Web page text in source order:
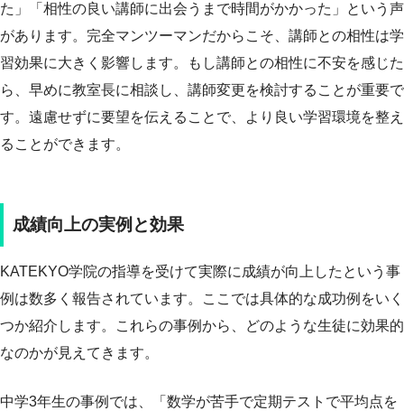
た」「相性の良い講師に出会うまで時間がかかった」という声
があります。完全マンツーマンだからこそ、講師との相性は学
習効果に大きく影響します。もし講師との相性に不安を感じた
ら、早めに教室長に相談し、講師変更を検討することが重要で
す。遠慮せずに要望を伝えることで、より良い学習環境を整え
ることができます。
成績向上の実例と効果
KATEKYO学院の指導を受けて実際に成績が向上したという事
例は数多く報告されています。ここでは具体的な成功例をいく
つか紹介します。これらの事例から、どのような生徒に効果的
なのかが見えてきます。
中学3年生の事例では、「数学が苦手で定期テストで平均点を